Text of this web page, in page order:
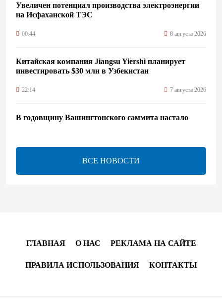
Увеличен потенциал производства электроэнергии
на Исфаханской ТЭС
00:44 8 августа 2026
Китайская компания Jiangsu Yiershi планирует
инвестировать $30 млн в Узбекистан
22:14 7 августа 2026
В годовщину Вашингтонского саммита настало
Минфин Азербайджана отчитался о работе,
проделанной в I полугодии
17:20 7 августа 2026
PASHA Holding продолжает успешную реализацию
ВСЕ НОВОСТИ
ГЛАВНАЯ О НАС РЕКЛАМА НА САЙТЕ
ПРАВИЛА ИСПОЛЬЗОВАНИЯ КОНТАКТЫ